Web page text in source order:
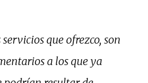
que ofrezco, son
a los que ya